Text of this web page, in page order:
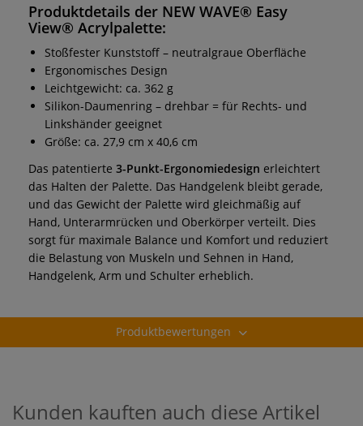
Produktdetails der NEW WAVE® Easy
View® Acrylpalette:
Stoßfester Kunststoff – neutralgraue Oberfläche
Ergonomisches Design
Leichtgewicht: ca. 362 g
Silikon-Daumenring – drehbar = für Rechts- und
Linkshänder geeignet
Größe: ca. 27,9 cm x 40,6 cm
Das patentierte 3-Punkt-Ergonomiedesign erleichtert
das Halten der Palette. Das Handgelenk bleibt gerade,
und das Gewicht der Palette wird gleichmäßig auf
Hand, Unterarmrücken und Oberkörper verteilt. Dies
sorgt für maximale Balance und Komfort und reduziert
die Belastung von Muskeln und Sehnen in Hand,
Handgelenk, Arm und Schulter erheblich.
Produktbewertungen
Kunden kauften auch diese Artikel